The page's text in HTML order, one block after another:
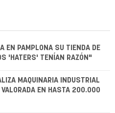
EN PAMPLONA SU TIENDA DE
'HATERS' TENÍAN RAZÓN"
MAQUINARIA INDUSTRIAL
VALORADA EN HASTA 200.000